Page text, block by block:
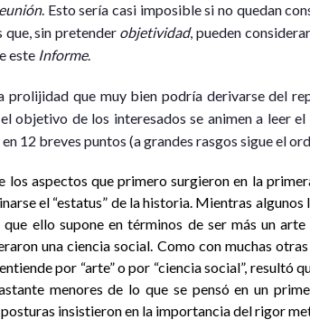
. Esto sería casi imposible si no quedan
que, sin pretender objetividad, pueden
este Informe.
prolijidad que muy bien podría derivarse del
objetivo de los interesados se animen a leer
12 breves puntos (a grandes rasgos sigue el
los aspectos que primero surgieron en la
el “estatus” de la historia. Mientras algunos
ello supone en términos de ser más un
una ciencia social. Como con muchas
por “arte” o por “ciencia social”, resultó
menores de lo que se pensó en un
insistieron en la importancia del rigor